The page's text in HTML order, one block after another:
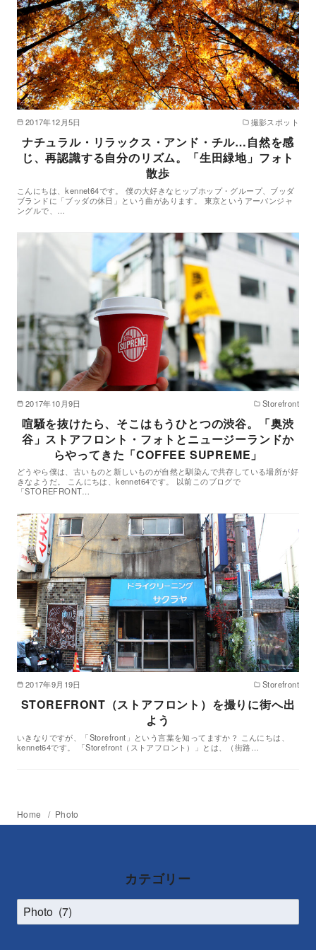
2017年12月5日 撮影スポット
ナチュラル・リラックス・アンド・チル…自然を感
じ、再認識する自分のリズム。「生田緑地」フォト
散歩
こんにちは、kennet64です。 僕の大好きなヒップホップ・グループ、ブッダ
ブランドに「ブッダの休日」という曲があります。 東京というアーバンジャ
ングルで、…
2017年10月9日 Storefront
喧騒を抜けたら、そこはもうひとつの渋谷。「奥渋
谷」ストアフロント・フォトとニュージーランドか
らやってきた「COFFEE SUPREME」
どうやら僕は、古いものと新しいものが自然と馴染んで共存している場所が好
きなようだ。 こんにちは、kennet64です。 以前このブログで
「STOREFRONT…
2017年9月19日 Storefront
STOREFRONT（ストアフロント）を撮りに街へ出
よう
いきなりですが、「Storefront」という言葉を知ってますか？ こんにちは、
kennet64です。 「Storefront（ストアフロント）」とは、（街路…
Home Photo
カテゴリー